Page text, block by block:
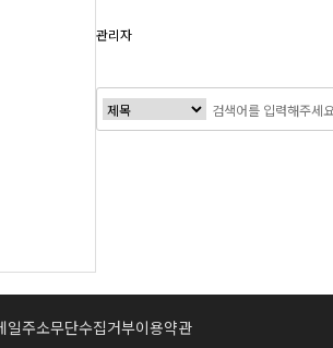
관리자
일주소무단수집거부이용약관